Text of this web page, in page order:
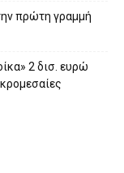
πρώτη γραμμή
2 δισ. ευρώ